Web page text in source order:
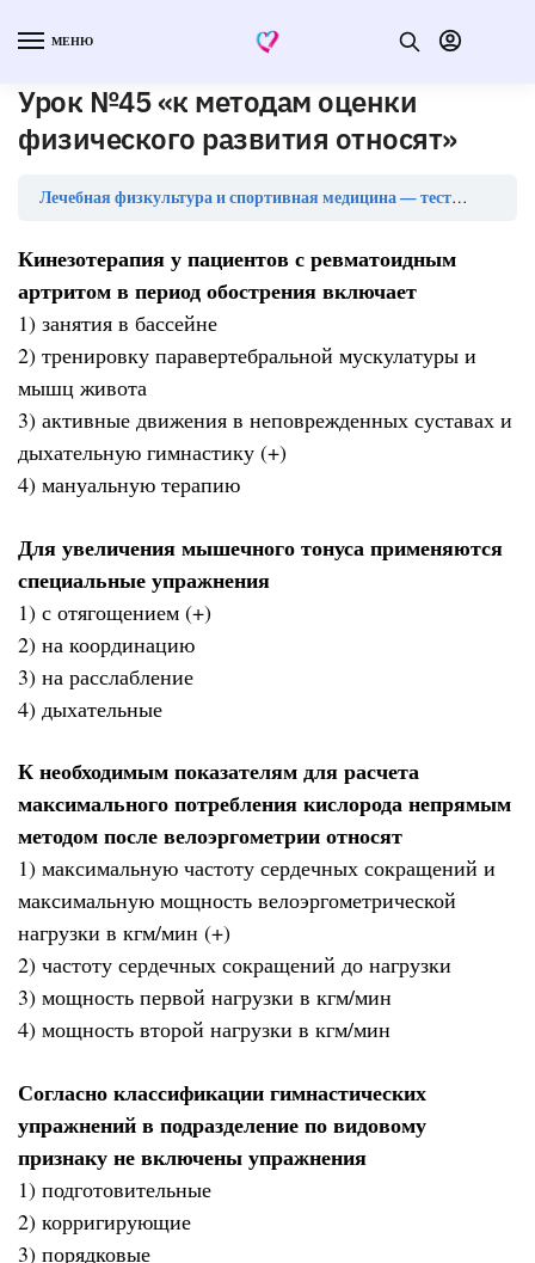
МЕНЮ
Урок №45 «к методам оценки
физического развития относят»
Лечебная физкультура и спортивная медицина — тесты с ответами
Кинезотерапия у пациентов с ревматоидным
артритом в период обострения включает
1) занятия в бассейне
2) тренировку паравертебральной мускулатуры и
мышц живота
3) активные движения в неповрежденных суставах и
дыхательную гимнастику (+)
4) мануальную терапию
Для увеличения мышечного тонуса применяются
специальные упражнения
1) с отягощением (+)
2) на координацию
3) на расслабление
4) дыхательные
К необходимым показателям для расчета
максимального потребления кислорода непрямым
методом после велоэргометрии относят
1) максимальную частоту сердечных сокращений и
максимальную мощность велоэргометрической
нагрузки в кгм/мин (+)
2) частоту сердечных сокращений до нагрузки
3) мощность первой нагрузки в кгм/мин
4) мощность второй нагрузки в кгм/мин
Согласно классификации гимнастических
упражнений в подразделение по видовому
признаку не включены упражнения
1) подготовительные
2) корригирующие
3) порядковые